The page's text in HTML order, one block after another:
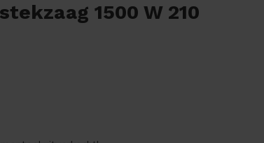
1500 W 210